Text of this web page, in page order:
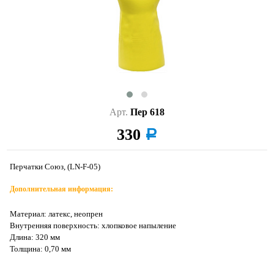
Арт. Пер 618
330 a
Перчатки Союз, (LN-F-05)
Дополнительная информация:
Материал: латекс, неопрен
Внутренняя поверхность: хлопковое напыление
Длина: 320 мм
Толщина: 0,70 мм